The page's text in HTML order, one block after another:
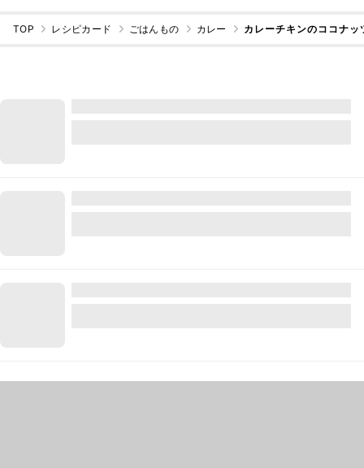
TOP レシピカード ごはんもの カレー カレーチキンのココナッ